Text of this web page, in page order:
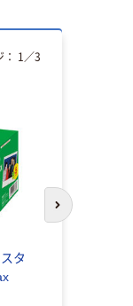
タ
1 ／3
次のスライド